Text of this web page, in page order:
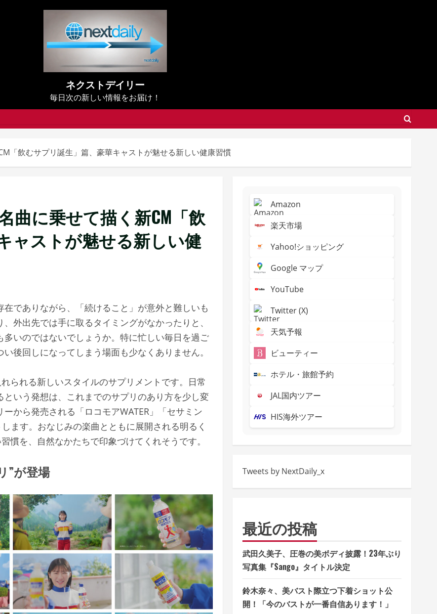
ネクストデイリー
毎日次の新しい情報をお届け！
「飲むサプリ誕⽣」篇、豪華キャストが魅せる新しい健康習慣
曲に乗せて描く新CM「飲
ャストが魅せる新しい健
でありながら、「続けること」が意外と難しいも
外出先では手に取るタイミングがなかったりと、
いのではないでしょうか。特に忙しい毎日を過ご
後回しになってしまう場面も少なくありません。
られる新しいスタイルのサプリメントです。日常
いう発想は、これまでのサプリのあり方を少し変
から発売される「ロコモアWATER」「セサミン
ます。おなじみの楽曲とともに展開される明るく
慣を、自然なかたちで印象づけてくれそうです。
”が登場
Amazon
楽天市場
Yahoo!ショッピング
Google マップ
YouTube
Twitter (X)
天気予報
ビューティー
ホテル・旅館予約
JAL国内ツアー
HIS海外ツアー
Tweets by NextDaily_x
最近の投稿
武田久美子、圧巻の美ボディ披露！23年ぶり
写真集『Sango』タイトル決定
鈴木奈々、美バスト際立つ下着ショット公
開！「今のバストが一番自信あります！」